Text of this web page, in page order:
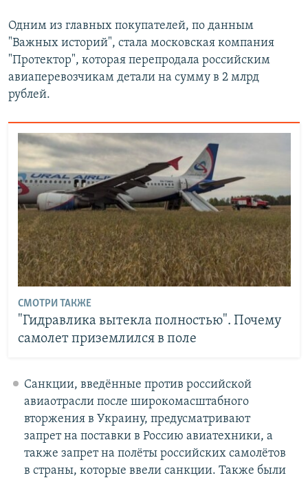
Одним из главных покупателей, по данным
"Важных историй", стала московская компания
"Протектор", которая перепродала российским
авиаперевозчикам детали на сумму в 2 млрд
рублей.
СМОТРИ ТАКЖЕ
"Гидравлика вытекла полностью". Почему
самолет приземлился в поле
Санкции, введённые против российской
авиаотрасли после широкомасштабного
вторжения в Украину, предусматривают
запрет на поставки в Россию авиатехники, а
также запрет на полёты российских самолётов
в страны, которые ввели санкции. Также были